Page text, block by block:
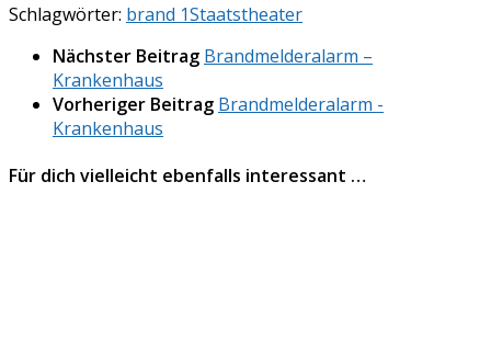
Schlagwörter: brand 1Staatstheater
Nächster Beitrag Brandmelderalarm –
Krankenhaus
Vorheriger Beitrag Brandmelderalarm -
Krankenhaus
Für dich vielleicht ebenfalls interessant …